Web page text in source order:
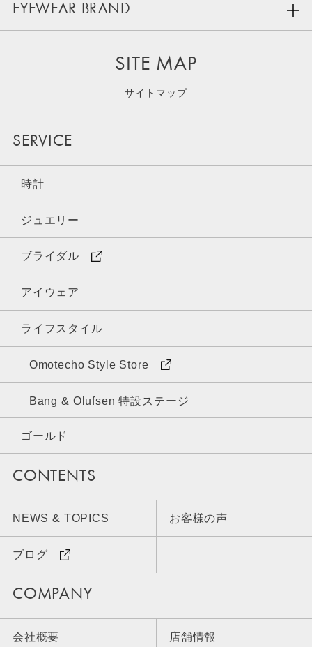
EYEWEAR BRAND
SITE MAP
サイトマップ
SERVICE
時計
ジュエリー
ブライダル
アイウェア
ライフスタイル
Omotecho Style Store
Bang & Olufsen 特設ステージ
ゴールド
CONTENTS
NEWS & TOPICS お客様の声
ブログ
COMPANY
会社概要 店舗情報